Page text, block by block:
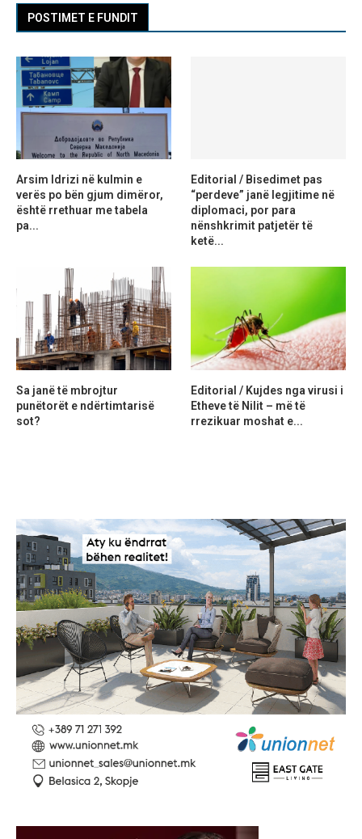
POSTIMET E FUNDIT
Arsim Idrizi në kulmin e
verës po bën gjum dimëror,
është rrethuar me tabela
pa...
Editorial / Bisedimet pas
“perdeve” janë legjitime në
diplomaci, por para
nënshkrimit patjetër të
ketë...
Sa janë të mbrojtur
punëtorët e ndërtimtarisë
sot?
Editorial / Kujdes nga virusi i
Etheve të Nilit – më të
rrezikuar moshat e...